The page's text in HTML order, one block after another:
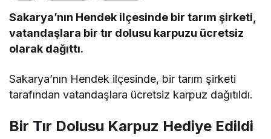
Sakarya’nın Hendek ilçesinde bir tarım şirketi,
vatandaşlara bir tır dolusu karpuzu ücretsiz
olarak dağıttı.
Sakarya’nın Hendek ilçesinde, bir tarım şirketi
tarafından vatandaşlara ücretsiz karpuz dağıtıldı.
Bir Tır Dolusu Karpuz Hediye Edildi